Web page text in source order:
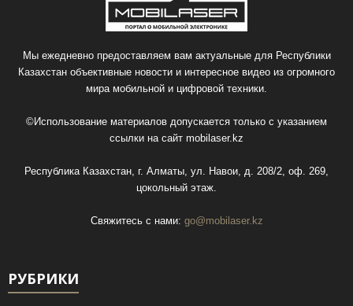
Мы ежедневно предоставляем вам актуальные для Республики
Казахстан объективные новости и интересное видео из огромного
мира мобильной и цифровой техники.
©Использование материалов допускается только с указанием
ссылки на сайт mobilaser.kz
Республика Казахстан, г. Алматы, ул. Навои, д. 208/2, оф. 269,
цокольный этаж.
Свяжитесь с нами: go@mobilaser.kz
РУБРИКИ